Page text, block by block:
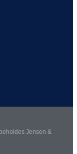
Jensen &